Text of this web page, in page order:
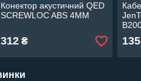
Конектор акустичний QED
SCREWLOC ABS 4MM
312₴ 135